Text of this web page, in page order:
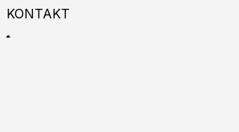
KONTAKT